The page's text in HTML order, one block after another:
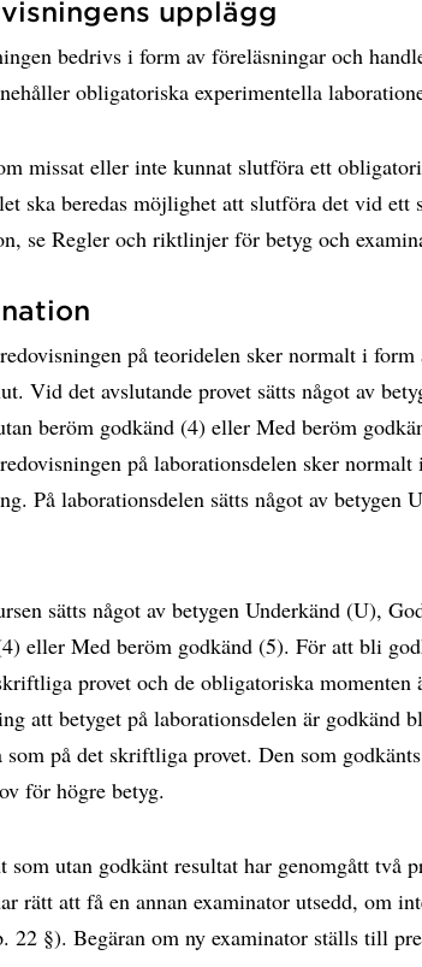
upplägg
bedrivs i form av föreläsningar och
obligatoriska experimentella
missat eller inte kunnat slutföra ett
ska beredas möjlighet att slutföra det vid ett
se Regler och riktlinjer för betyg och
på teoridelen sker normalt i
Vid det avslutande provet sätts något av
beröm godkänd (4) eller Med beröm
på laborationsdelen sker
På laborationsdelen sätts något av betygen
sätts något av betygen Underkänd (U),
eller Med beröm godkänd (5). För att bli
provet och de obligatoriska momenten
att betyget på laborationsdelen är godkänd
som på det skriftliga provet. Den som
för högre betyg.
som utan godkänt resultat har genomgått två
rätt att få en annan examinator utsedd, om
22 §). Begäran om ny examinator ställs till